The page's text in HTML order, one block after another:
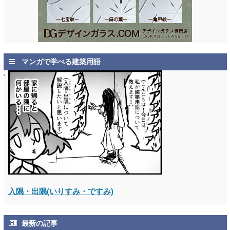
マンガで学べる建築用語
入隅・出隅(いりすみ・ですみ)
最新の記事